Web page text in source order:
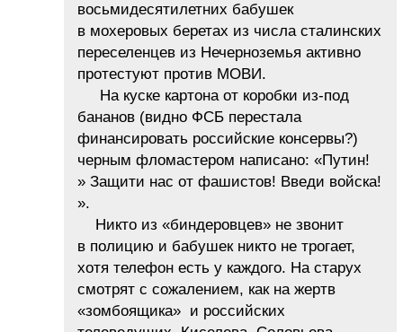
восьмидесятилетних бабушек
в мохеровых беретах из числа сталинских
переселенцев из Нечерноземья активно
протестуют против МОВИ.
На куске картона от коробки из-под
бананов (видно ФСБ перестала
финансировать российские консервы?)
черным фломастером написано: «Путин!
» Защити нас от фашистов! Введи войска!
».
Никто из «биндеровцев» не звонит
в полицию и бабушек никто не трогает,
хотя телефон есть у каждого. На старух
смотрят с сожалением, как на жертв
«зомбоящика» и российских